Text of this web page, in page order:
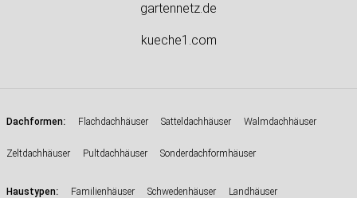
gartennetz.de
kueche1.com
Dachformen: Flachdachhäuser Satteldachhäuser Walmdachhäuser
Zeltdachhäuser Pultdachhäuser Sonderdachformhäuser
Haustypen: Familienhäuser Schwedenhäuser Landhäuser